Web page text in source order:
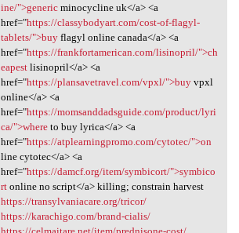
ine/">genericminocycline uk</a> <a
href="https://classybodyart.com/cost-of-flagyl-
tablets/">buyflagyl online canada</a> <a
href="https://frankfortamerican.com/lisinopril/">ch
eapestlisinopril</a> <a
href="https://plansavetravel.com/vpxl/">buyvpxl
online</a> <a
href="https://momsanddadsguide.com/product/lyri
ca/">whereto buy lyrica</a> <a
href="https://atplearningpromo.com/cytotec/">on
line cytotec</a> <a
href="https://damcf.org/item/symbicort/">symbico
rtonline no script</a> killing; constrain harvest
https://transylvaniacare.org/tricor/
https://karachigo.com/brand-cialis/